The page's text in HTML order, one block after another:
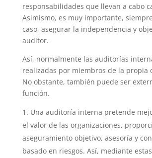
responsabilidades que llevan a cabo
Asimismo, es muy importante,
caso, asegurar la independencia y
auditor.
Así, normalmente las auditorías
realizadas por miembros de la propia
No obstante, también puede ser
función.
Una auditoría interna pretende
el valor de las organizaciones,
aseguramiento objetivo, asesoría y
basado en riesgos. Así, mediante